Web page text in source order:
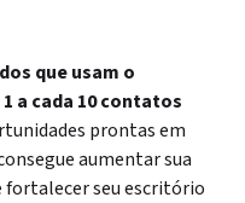
que usam o
a cada 10 contatos
prontas em
aumentar sua
fortalecer seu escritório